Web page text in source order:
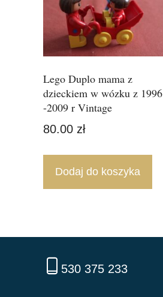
Lego Duplo mama z
dzieckiem w wózku z 1996
-2009 r Vintage
80.00 zł
Dodaj do koszyka
530 375 233